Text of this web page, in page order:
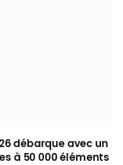
débarque avec un
à 50 000 éléments